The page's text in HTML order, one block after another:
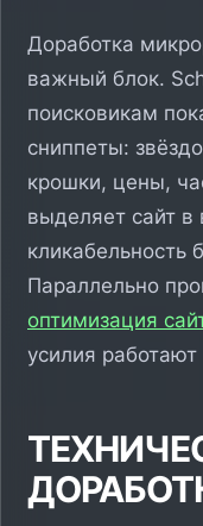
Доработка
важный блок.
поисковикам
сниппеты:
крошки, цены,
выделяет сайт
кликабельность
Параллельно
оптимизация
усилия